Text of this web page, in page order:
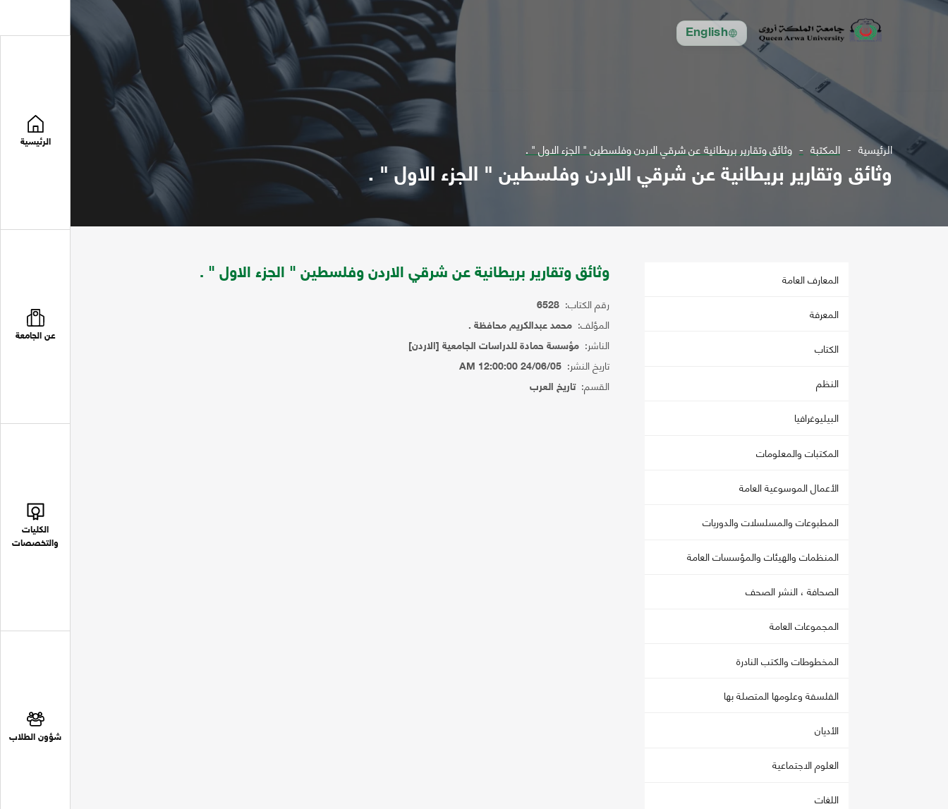
English
الرئيسية
عن الجامعة
الكليات
والتخصصات
شؤون الطلاب
الرئيسية المكتبة وثائق وتقارير بريطانية عن شرقي الاردن وفلسطين " الجزء الاول " .
وثائق وتقارير بريطانية عن شرقي الاردن وفلسطين " الجزء الاول " .
المعارف العامة
المعرفة
الكتاب
النظم
البيليوغرافيا
المكتبات والمعلومات
الأعمال الموسوعية العامة
المطبوعات والمسلسلات والدوريات
المنظمات والهيئات والمؤسسات العامة
الصحافة ، النشر الصحف
المجموعات العامة
المخطوطات والكتب النادرة
الفلسفة وعلومها المتصلة بها
الأديان
العلوم الاجتماعية
اللغات
وثائق وتقارير بريطانية عن شرقي الاردن وفلسطين " الجزء الاول " .
رقم الكتاب: 6528
المؤلف: محمد عبدالكريم محافظة .
الناشر: مؤسسة حمادة للدراسات الجامعية [الاردن]
تاريخ النشر: 24/06/05 12:00:00 AM
القسم:تاريخ العرب